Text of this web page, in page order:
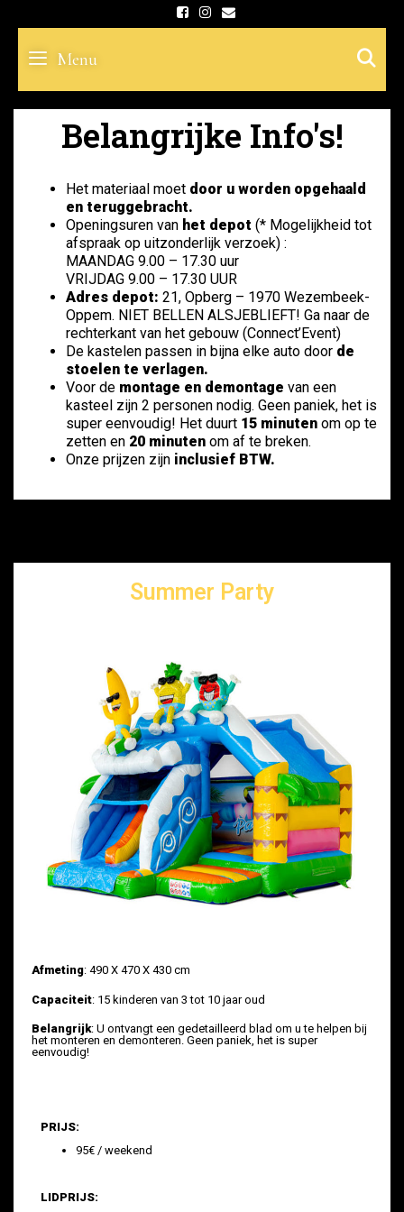
contentMenu
Belangrijke Info's!
Het materiaal moet door u worden opgehaald
en teruggebracht.
Openingsuren van het depot (* Mogelijkheid tot
afspraak op uitzonderlijk verzoek) :
MAANDAG 9.00 – 17.30 uur
VRIJDAG 9.00 – 17.30 UUR
Adres depot: 21, Opberg – 1970 Wezembeek-
Oppem. NIET BELLEN ALSJEBLIEFT! Ga naar de
rechterkant van het gebouw (Connect’Event)
De kastelen passen in bijna elke auto door de
stoelen te verlagen.
Voor de montage en demontage van een
kasteel zijn 2 personen nodig. Geen paniek, het is
super eenvoudig! Het duurt 15 minuten om op te
zetten en 20 minuten om af te breken.
Onze prijzen zijn inclusief BTW.
Summer Party
Afmeting: 490 X 470 X 430 cm
Capaciteit: 15 kinderen van 3 tot 10 jaar oud
Belangrijk: U ontvangt een gedetailleerd blad om u te helpen bij
het monteren en demonteren. Geen paniek, het is super
eenvoudig!
PRIJS:
95€ / weekend
LIDPRIJS: